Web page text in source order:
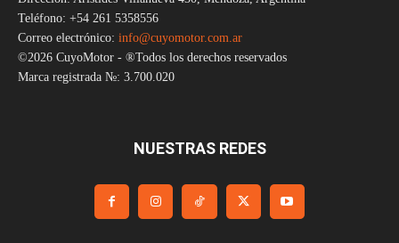
Teléfono: +54 261 5358556
Correo electrónico: info@cuyomotor.com.ar
©2026 CuyoMotor - ®Todos los derechos reservados
Marca registrada №: 3.700.020
NUESTRAS REDES